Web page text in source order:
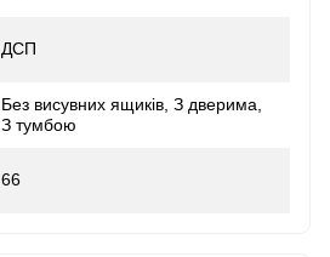
ДСП
Без висувних ящиків, З дверима,
З тумбою
66